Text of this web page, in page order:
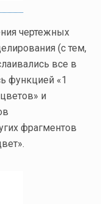
чертежных
(с тем,
все в
функцией «1
и
фрагментов